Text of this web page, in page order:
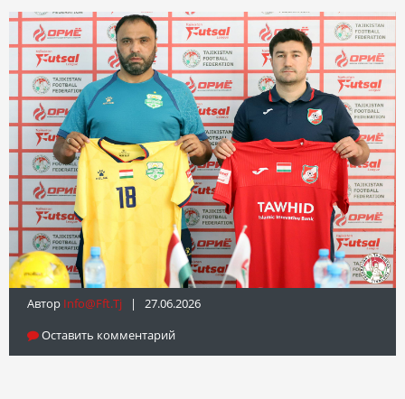
Автор Info@fft.tj | 27.06.2026
Оставить комментарий